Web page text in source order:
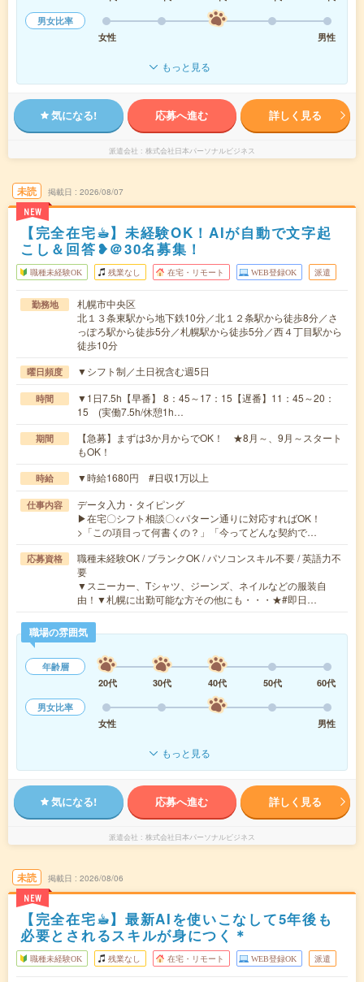
男女比率
女性
男性
もっと見る
気になる! 応募へ進む 詳しく見る
派遣会社 株式会社日本パーソナルビジネス
未読
NEW
掲載日 2026/08/07
【完全在宅☕︎】未経験OK！AIが自動で文字起
こし＆回答❥＠30名募集！
職種未経験OK 残業なし 在宅・リモート WEB登録OK 派遣
勤務地
札幌市中央区
北１３条東駅から地下鉄10分／北１２条駅から徒歩8分／さ
っぽろ駅から徒歩5分／札幌駅から徒歩5分／西４丁目駅から
徒歩10分
曜日頻度 ▼シフト制／土日祝含む週5日
時間
▼1日7.5h【早番】 8：45～17：15【遅番】11：45～20：
15 (実働7.5h/休憩1h…
期間
【急募】まずは3か月からでOK！ ★8月～、9月～スタート
もOK！
時給 ▼時給1680円 #日収1万以上
仕事内容
データ入力・タイピング
▶在宅〇シフト相談〇<パターン通りに対応すればOK！
>「この項目って何書くの？」「今ってどんな契約で…
応募資格
職種未経験OK / ブランクOK / パソコンスキル不要 / 英語力不
要
▼スニーカー、Tシャツ、ジーンズ、ネイルなどの服装自
由！▼札幌に出勤可能な方その他にも・・・★#即日…
職場の雰囲気
年齢層
20代
30代 40代 50代
60代
男女比率
女性
男性
もっと見る
気になる! 応募へ進む 詳しく見る
派遣会社 株式会社日本パーソナルビジネス
未読
NEW
掲載日 2026/08/06
【完全在宅☕︎】最新AIを使いこなして5年後も
必要とされるスキルが身につく＊
職種未経験OK 残業なし 在宅・リモート WEB登録OK 派遣